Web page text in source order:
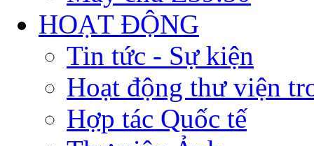
HOẠT ĐỘNG
Tin tức - Sự kiện
Hoạt động thư viện
Hợp tác Quốc tế